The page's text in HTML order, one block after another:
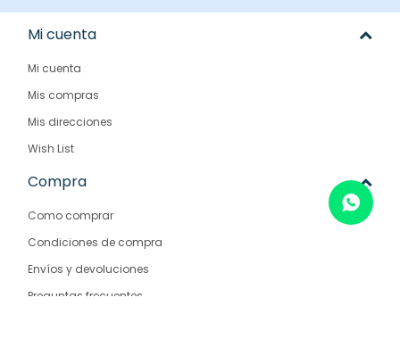
Mi cuenta
Mi cuenta
Mis compras
Mis direcciones
Wish List
Compra
Como comprar
Condiciones de compra
Envíos y devoluciones
Preguntas frecuentes